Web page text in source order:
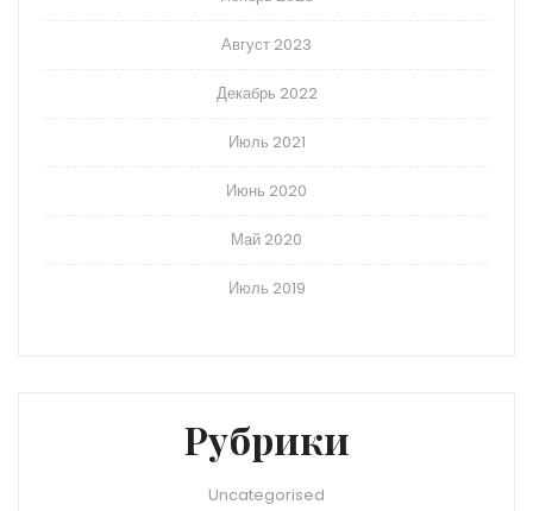
Август 2023
Декабрь 2022
Июль 2021
Июнь 2020
Май 2020
Июль 2019
Рубрики
Uncategorised